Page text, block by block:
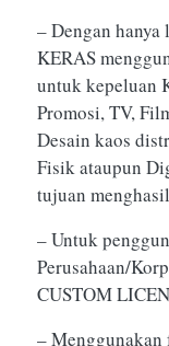
– Dengan
KERAS
untuk kepeluan
Promosi, TV,
Desain kaos
Fisik ataupun
tujuan
– Untuk
Perusahaan/
CUSTOM
– Menggunakan